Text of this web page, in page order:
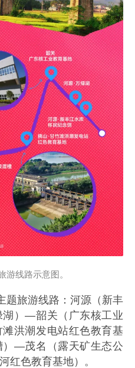
游线路示意图。
题旅游线路：河源（新丰
湖）—韶关（广东核工业
洪潮发电站红色教育基
—茂名（露天矿生态公
红色教育基地）。